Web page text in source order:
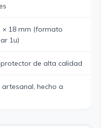
× 18 mm (formato
1u)
de alta calidad
artesanal, hecho a